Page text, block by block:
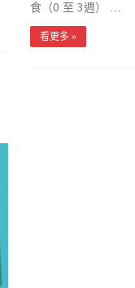
食（0 至 3週） …
看更多 »